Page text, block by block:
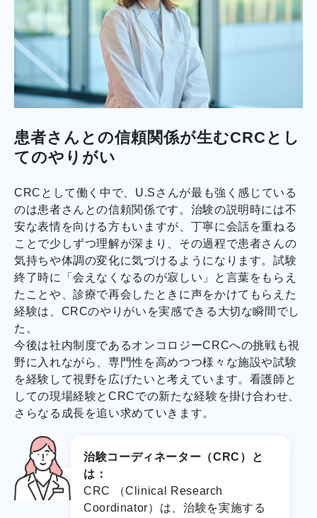
患者さんとの信頼関係が生むCRCとし
てのやりがい
CRCとして働く中で、U.Sさんが最も強く感じている
のは患者さんとの信頼関係です。治験の説明時には不
安な表情を向ける方もいますが、丁寧に会話を重ねる
ことで少しずつ理解が深まり、その過程で患者さんの
気持ちや体調の変化に気づけるようになります。試験
終了時に「会えなくなるのが寂しい」と言葉をもらえ
たことや、診療で再会したときに声をかけてもらえた
経験は、CRCのやりがいを実感できる大切な瞬間でし
た。
今後は社内制度であるオンコロジーCRCへの挑戦も視
野に入れながら、専門性を高めつつ様々な施設や試験
を経験して視野を広げたいと考えています。看護師と
しての現場経験とCRCでの新たな経験を掛け合わせ、
さらなる成長を追い求めていきます。
治験コーディネーター（CRC）と
は：
CRC （Clinical Research
Coordinator）は、治験を実施する